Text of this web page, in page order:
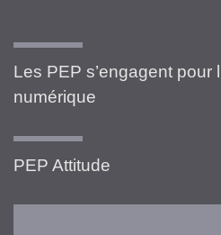
Les PEP s’engagent pour
numérique
PEP Attitude